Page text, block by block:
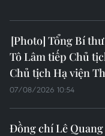
Tổng Bí
Tô Lâm tiếp Chủ
Chủ tịch Hạ viện
07/08/2026 10:54
Đồng chí Lê